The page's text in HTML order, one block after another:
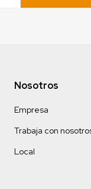
Nosotros
Empresa
Trabaja con
Local